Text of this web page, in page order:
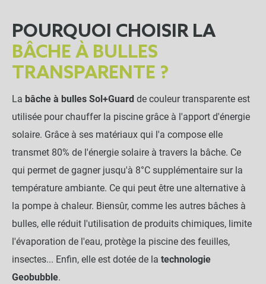
POURQUOI CHOISIR LA
BÂCHE À BULLES
TRANSPARENTE ?
La bâche à bulles Sol+Guard de couleur transparente est
utilisée pour chauffer la piscine grâce à l'apport d'énergie
solaire. Grâce à ses matériaux qui l'a compose elle
transmet 80% de l'énergie solaire à travers la bâche. Ce
qui permet de gagner jusqu'à 8°C supplémentaire sur la
température ambiante. Ce qui peut être une alternative à
la pompe à chaleur. Biensûr, comme les autres bâches à
bulles, elle réduit l'utilisation de produits chimiques, limite
l'évaporation de l'eau, protège la piscine des feuilles,
insectes... Enfin, elle est dotée de la technologie
Geobubble.